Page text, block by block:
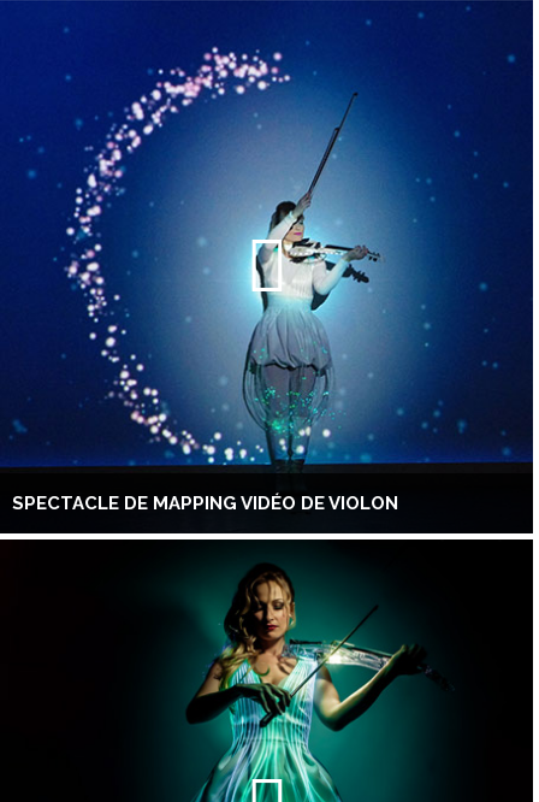
SPECTACLE DE MAPPING VIDÉO DE VIOLON